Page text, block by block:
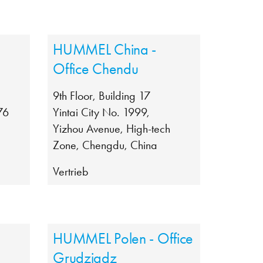
HUMMEL China -
Office Chendu
9th Floor, Building 17
Yintai City No. 1999,
Yizhou Avenue, High-tech
Zone, Chengdu, China
Vertrieb
HUMMEL Polen - Office
Grudziadz